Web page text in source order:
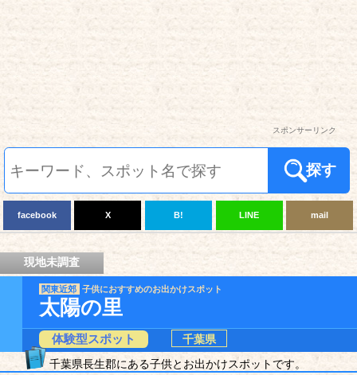
スポンサーリンク
探す
facebook X B! LINE mail
現地未調査
関東近郊 子供におすすめのお出かけスポット
太陽の里
体験型スポット
千葉県
千葉県長生郡にある子供とお出かけスポットです。